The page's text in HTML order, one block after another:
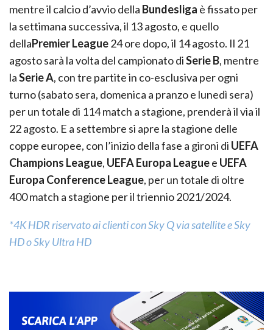
mentre il calcio d’avvio della Bundesliga è fissato per
la settimana successiva, il 13 agosto, e quello
dellaPremier League24 ore dopo, il 14 agosto. Il 21
agosto sarà la volta del campionato diSerie B, mentre
laSerie A, con tre partite in co-esclusiva per ogni
turno (sabato sera, domenica a pranzo e lunedì sera)
per un totale di 114 match a stagione, prenderà il via il
22 agosto. E a settembre si apre la stagione delle
coppe europee, con l’inizio della fase a gironi di UEFA
Champions League, UEFA Europa Leaguee UEFA
Europa Conference League, per un totale di oltre
400 match a stagione per il triennio 2021/2024.
*4K HDR riservato ai clienti con Sky Q via satellite e Sky
HD o Sky Ultra HD